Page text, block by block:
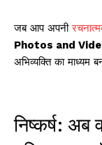
जब आप अपनी
Photos and
अभिव्यक्ति का माध्यम
निष्कर्ष: अब